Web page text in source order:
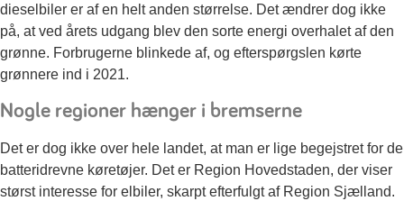
dieselbiler er af en helt anden størrelse. Det ændrer dog ikke
på, at ved årets udgang blev den sorte energi overhalet af den
grønne. Forbrugerne blinkede af, og efterspørgslen kørte
grønnere ind i 2021.
Nogle regioner hænger i bremserne
Det er dog ikke over hele landet, at man er lige begejstret for de
batteridrevne køretøjer. Det er Region Hovedstaden, der viser
størst interesse for elbiler, skarpt efterfulgt af Region Sjælland.